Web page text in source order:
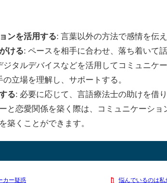
ンを活用する: 言葉以外の方法で感情を伝え
ける: ペースを相手に合わせ、落ち着いて話
ジタルデバイスなどを活用してコミュニケ
の立場を理解し、サポートする。
る: 必要に応じて、言語療法士の助けを借り
と恋愛関係を築く際は、コミュニケーショ
築くことができます。